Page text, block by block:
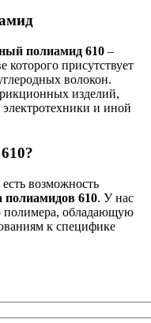
полиамид 610 –
которого присутствует
волокон.
изделий,
и иной
возможность
полиамидов 610. У нас
полимера, обладающую
к специфике